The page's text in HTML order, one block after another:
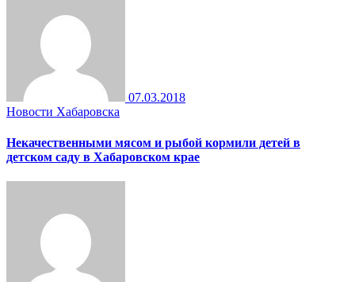
07.03.2018
Новости Хабаровска
Некачественными мясом и рыбой кормили детей в
детском саду в Хабаровском крае